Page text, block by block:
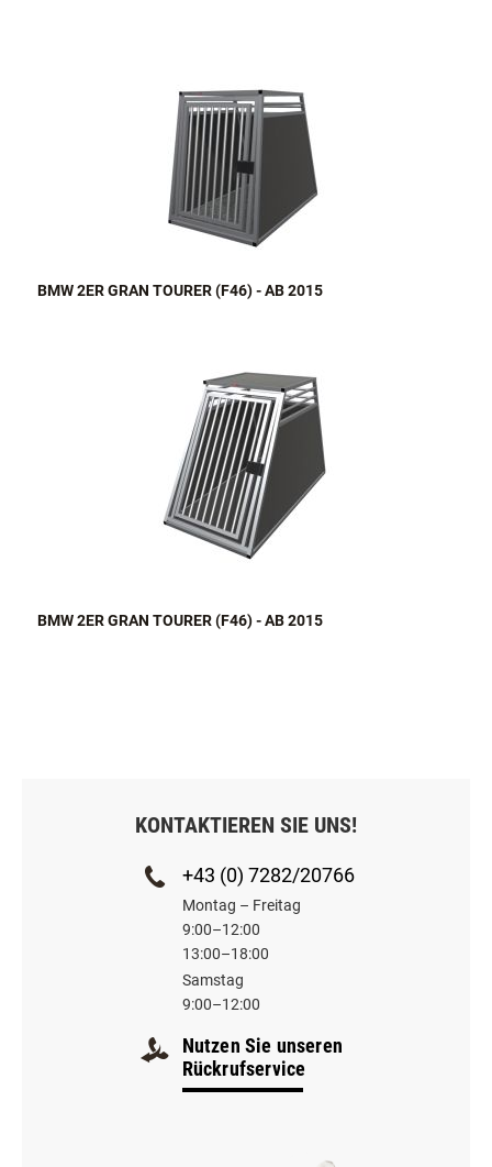
BMW 2ER GRAN TOURER (F46) - AB 2015
BMW 2ER GRAN TOURER (F46) - AB 2015
KONTAKTIEREN SIE UNS!
+43 (0) 7282/20766
Montag – Freitag
9:00–12:00
13:00–18:00
Samstag
9:00–12:00
Nutzen Sie unseren
Rückrufservice